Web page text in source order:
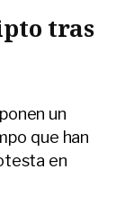
tras
un
que han
en